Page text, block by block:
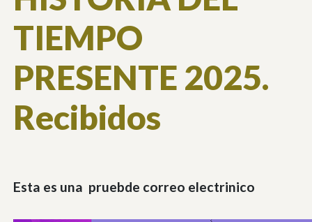
TIEMPO
PRESENTE 2025.
Recibidos
Esta es una pruebde correo electrinico